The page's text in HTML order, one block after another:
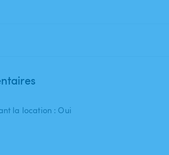
la location : Oui